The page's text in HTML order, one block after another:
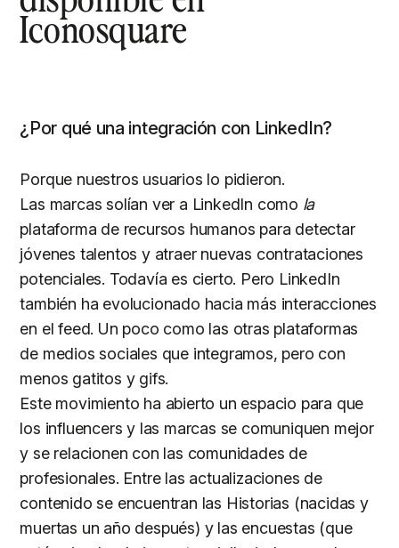
Iconosquare
¿Por qué una integración con LinkedIn?
Porque nuestros usuarios lo pidieron.
Las marcas solían ver a LinkedIn como la
plataforma de recursos humanos para detectar
jóvenes talentos y atraer nuevas contrataciones
potenciales. Todavía es cierto. Pero LinkedIn
también ha evolucionado hacia más interacciones
en el feed. Un poco como las otras plataformas
de medios sociales que integramos, pero con
menos gatitos y gifs.
Este movimiento ha abierto un espacio para que
los influencers y las marcas se comuniquen mejor
y se relacionen con las comunidades de
profesionales. Entre las actualizaciones de
contenido se encuentran las Historias (nacidas y
muertas un año después) y las encuestas (que